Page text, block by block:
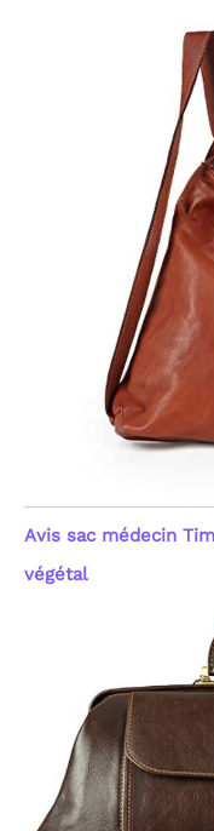
Avis sac médecin
végétal